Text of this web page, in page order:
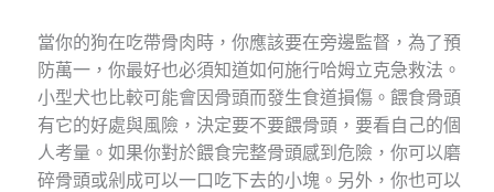
當你的狗在吃帶骨肉時，你應該要在旁邊監督，為了預
防萬一，你最好也必須知道如何施行哈姆立克急救法。
小型犬也比較可能會因骨頭而發生食道損傷。餵食骨頭
有它的好處與風險，決定要不要餵骨頭，要看自己的個
人考量。如果你對於餵食完整骨頭感到危險，你可以磨
碎骨頭或剁成可以一口吃下去的小塊。另外，你也可以